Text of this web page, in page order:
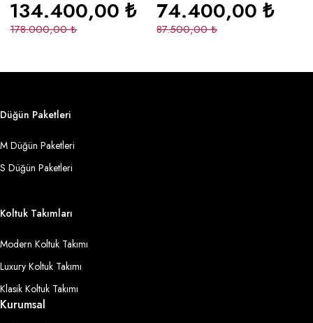
178.000,00₺
134.400,00₺
87.500,00₺
74.400,00₺
Düğün Paketleri
M Düğün Paketleri
S Düğün Paketleri
Koltuk Takımları
Modern Koltuk Takımı
Luxury Koltuk Takımı
Klasik Koltuk Takımı
Kurumsal